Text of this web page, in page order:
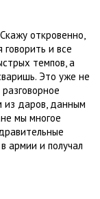
откровенно,
и все
темпов, а
Это уже не
из даров, данным
мы многое
армии и получал